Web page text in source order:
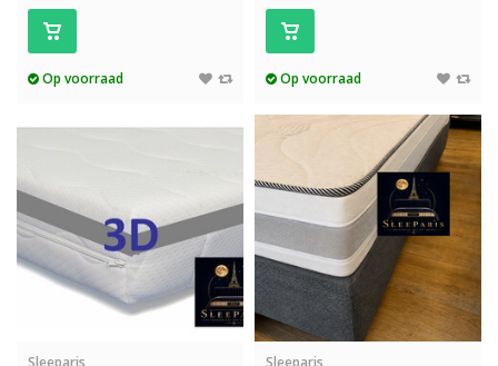
Op voorraad Op voorraad
Sleeparis Sleeparis